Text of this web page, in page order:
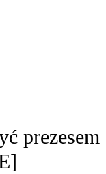
prezesem